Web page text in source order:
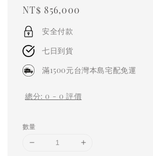
Regular
price
NT$ 856,000
安全付款
七日到貨
滿1500元台灣本島宅配免運
總分: 0 - 0 評價
數量